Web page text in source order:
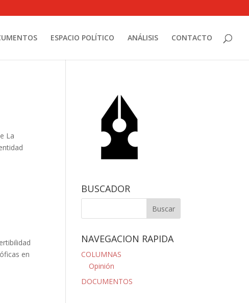
ESPACIO POLÍTICO ANÁLISIS CONTACTO
La
en
BUSCADOR
NAVEGACION RAPIDA
COLUMNAS
Opinión
DOCUMENTOS